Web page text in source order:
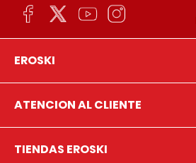
EROSKI
ATENCION AL CLIENTE
TIENDAS EROSKI